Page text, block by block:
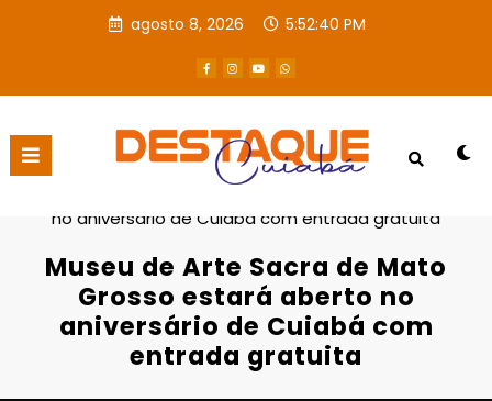
agosto 8, 2026 5:52:41 PM
Página inicial
Destaques
no aniversário de Cuiabá com entrada gratuita
Museu de Arte Sacra de Mato
Grosso estará aberto no
aniversário de Cuiabá com
entrada gratuita